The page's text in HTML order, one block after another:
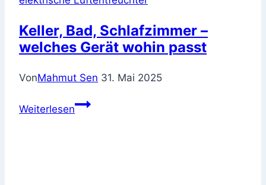
das
Keller, Bad, Schlafzimmer –
welches Gerät wohin passt
VonMahmut Sen 31. Mai 2025
WeiterlesenKeller,